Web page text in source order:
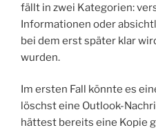
fällt in zwei Kategorien:
Informationen oder
bei dem erst später klar
wurden.
Im ersten Fall könnte es
löschst eine Outlook-
hättest bereits eine Kopie